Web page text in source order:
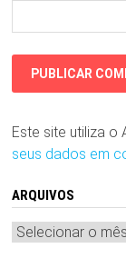
Este site utiliza o
seus dados em
ARQUIVOS
Arquivos